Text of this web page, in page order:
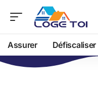
Assurer Défiscaliser